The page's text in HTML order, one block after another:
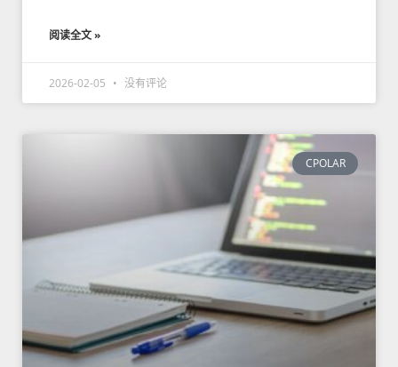
阅读全文 »
2026-02-05 没有评论
CPOLAR